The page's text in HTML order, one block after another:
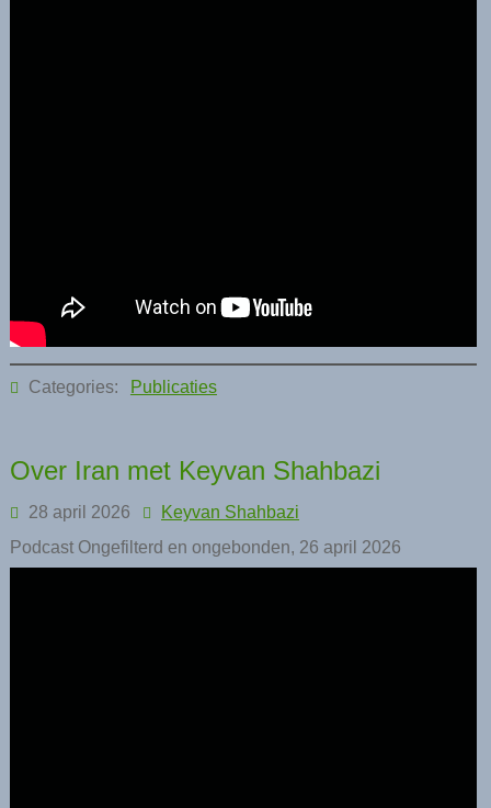
Categories: Publicaties
Over Iran met Keyvan Shahbazi
28 april 2026
Keyvan Shahbazi
Podcast Ongefilterd en ongebonden, 26 april 2026